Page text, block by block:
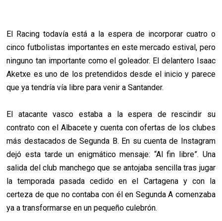
El Racing todavía está a la espera de incorporar cuatro o
cinco futbolistas importantes en este mercado estival, pero
ninguno tan importante como el goleador. El delantero Isaac
Aketxe es uno de los pretendidos desde el inicio y parece
que ya tendría vía libre para venir a Santander.
El atacante vasco estaba a la espera de rescindir su
contrato con el Albacete y cuenta con ofertas de los clubes
más destacados de Segunda B. En su cuenta de Instagram
dejó esta tarde un enigmático mensaje: “Al fin libre”. Una
salida del club manchego que se antojaba sencilla tras jugar
la temporada pasada cedido en el Cartagena y con la
certeza de que no contaba con él en Segunda A comenzaba
ya a transformarse en un pequeño culebrón.